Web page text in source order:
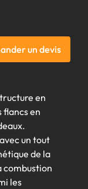
un devis
en
flancs en
un tout
de la
combustion
les